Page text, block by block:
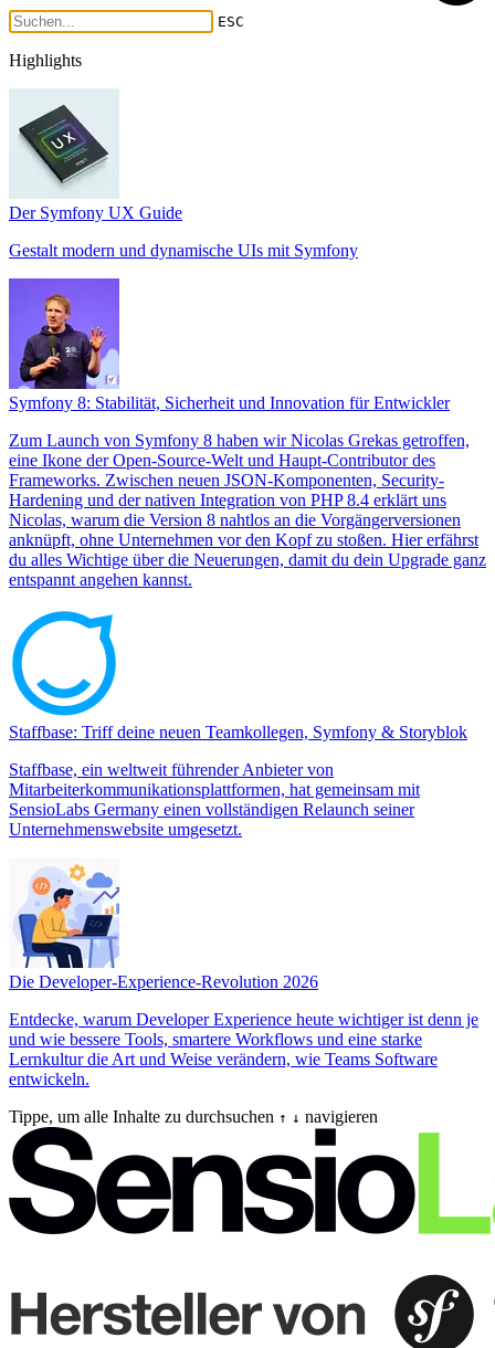
ESC
Highlights
Der Symfony UX Guide
Gestalt modern und dynamische UIs mit Symfony
Symfony 8: Stabilität, Sicherheit und Innovation für Entwickler
Zum Launch von Symfony 8 haben wir Nicolas Grekas getroffen,
eine Ikone der Open-Source-Welt und Haupt-Contributor des
Frameworks. Zwischen neuen JSON-Komponenten, Security-
Hardening und der nativen Integration von PHP 8.4 erklärt uns
Nicolas, warum die Version 8 nahtlos an die Vorgängerversionen
anknüpft, ohne Unternehmen vor den Kopf zu stoßen. Hier erfährst
du alles Wichtige über die Neuerungen, damit du dein Upgrade ganz
entspannt angehen kannst.
Staffbase: Triff deine neuen Teamkollegen, Symfony & Storyblok
Staffbase, ein weltweit führender Anbieter von
Mitarbeiterkommunikationsplattformen, hat gemeinsam mit
SensioLabs Germany einen vollständigen Relaunch seiner
Unternehmenswebsite umgesetzt.
Die Developer-Experience-Revolution 2026
Entdecke, warum Developer Experience heute wichtiger ist denn je
und wie bessere Tools, smartere Workflows und eine starke
Lernkultur die Art und Weise verändern, wie Teams Software
entwickeln.
Tippe, um alle Inhalte zu durchsuchen ↑ ↓ navigieren